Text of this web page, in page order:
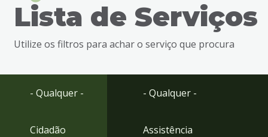
busca
Ir
Lista de Serviços
Utilize os filtros para achar o serviço que procura
- Qualquer -
Cidadão
- Qualquer -
Assistência